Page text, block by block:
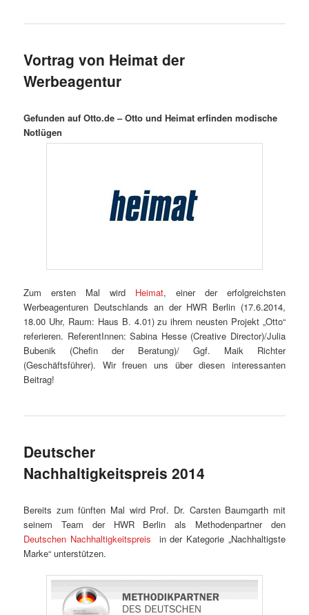
Vortrag von Heimat der
Werbeagentur
Gefunden auf Otto.de –Otto und Heimat erfinden modische
Notlügen
Zum ersten Mal wird Heimat, einer der erfolgreichsten
Werbeagenturen Deutschlands an der HWR Berlin (17.6.2014,
18.00 Uhr, Raum: Haus B. 4.01) zu ihrem neusten Projekt „Otto“
referieren. ReferentInnen: Sabina Hesse (Creative Director)/Julia
Bubenik (Chefin der Beratung)/ Ggf. Maik Richter
(Geschäftsführer). Wir freuen uns über diesen interessanten
Beitrag!
Deutscher
Nachhaltigkeitspreis 2014
Bereits zum fünften Mal wird Prof. Dr. Carsten Baumgarth mit
seinem Team der HWR Berlin als Methodenpartner den
Deutschen Nachhaltigkeitspreis in der Kategorie „Nachhaltigste
Marke“ unterstützen.